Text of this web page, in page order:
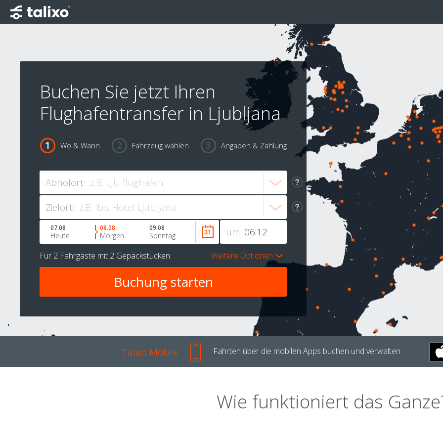
Buchen Sie jetzt Ihren
Flughafentransfer in Ljubljana
Wo & Wann Fahrzeug wählen Angaben & Zahlung
Abholort:
Zielort:
um
07.08
Heute
08.08
Morgen
09.08
Sonntag
Für 2 Fahrgäste mit 2 Gepäckstücken Weitere Optionen
Talixo Mobile Fahrten über die mobilen Apps buchen und verwalten.
Wie funktioniert das